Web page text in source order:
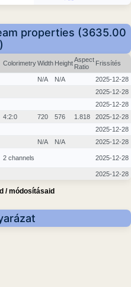
properties (3635.00
ColorimetryWidth HeightAspect
Ratio
Frissítés
N/A N/A
2025-12-28
2025-12-28
2025-12-28
4:2:0 720 576 1.818
2025-12-28
2025-12-28
N/A N/A 2025-12-28
2 channels 2025-12-28
2025-12-28
/ módosításaid